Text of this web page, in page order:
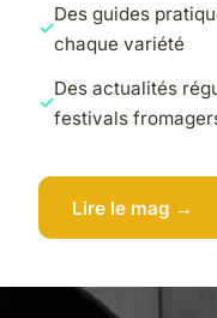
Des guides
chaque variété
Des actualités
festivals
Lire le mag →